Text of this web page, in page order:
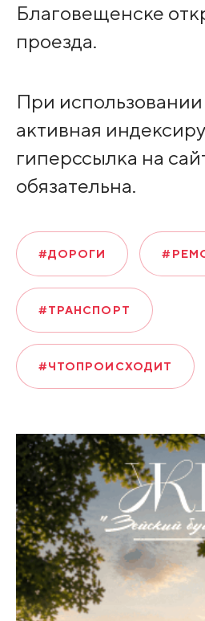
Благовещенске
проезда.
При
активная
гиперссылка на
обязательна.
#ДОРОГИ
#ТРАНСПОРТ
#ЧТОПРОИСХОДИТ